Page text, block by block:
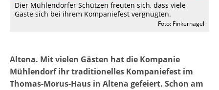
Dier Mühlendorfer Schützen freuten sich, dass viele
Gäste sich bei ihrem Kompaniefest vergnügten.
Foto: Finkernagel
Altena. Mit vielen Gästen hat die Kompanie
Mühlendorf ihr traditionelles Kompaniefest im
Thomas-Morus-Haus in Altena gefeiert. Schon am